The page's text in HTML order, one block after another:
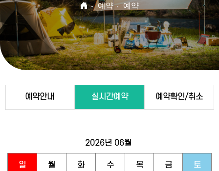
예약 예약
예약안내 실시간예약 예약확인/취소
2026년 06월
일 월 화 수 목 금 토